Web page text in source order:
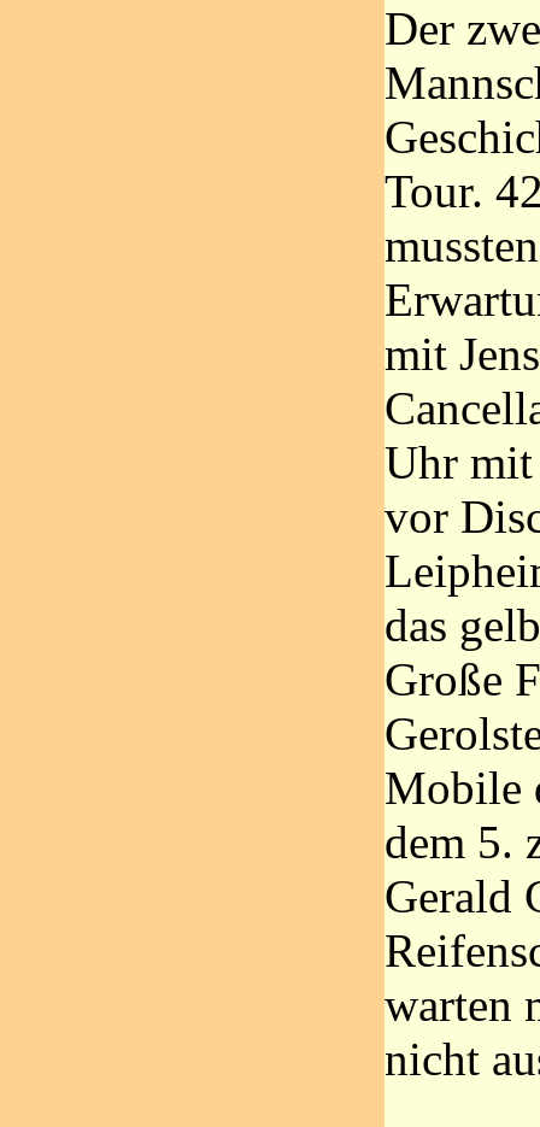
Der
Tour.
mit
Uhr mit
vor
das
Große
Mobile
dem 5.
Gerald
warten
nicht